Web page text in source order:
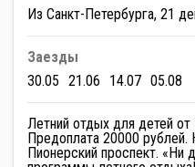
Из Санкт-Петербурга, 21
Заезды
30.05 21.06 14.07 05.08
Летний отдых для детей
Предоплата 20000 рублей.
Пионерский проспект. «Ни